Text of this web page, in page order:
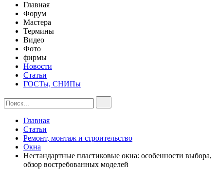
Главная
Форум
Мастера
Термины
Видео
Фото
фирмы
Новости
Статьи
ГОСТы, СНИПы
Главная
Статьи
Ремонт, монтаж и строительство
Окна
Нестандартные пластиковые окна: особенности выбора,
обзор востребованных моделей